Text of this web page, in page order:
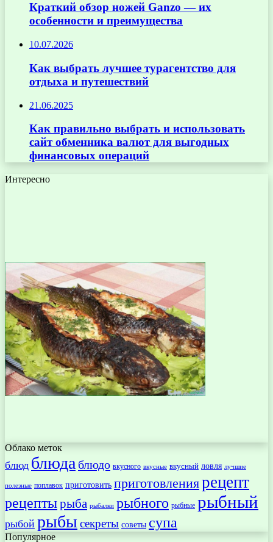
Краткий обзор ножей Ganzo — их
особенности и преимущества
10.07.2026
Как выбрать лучшее турагентство для
отдыха и путешествий
21.06.2025
Как правильно выбрать и использовать
сайт обменника валют для выгодных
финансовых операций
Интересно
Облако меток
блюд блюда блюдо вкусного вкусные вкусный ловля лучшие
полезные поплавок приготовить приготовлениярецепт
рецептырыба рыбалки рыбного рыбные рыбный
рыбой рыбысекреты советы супа
Популярное